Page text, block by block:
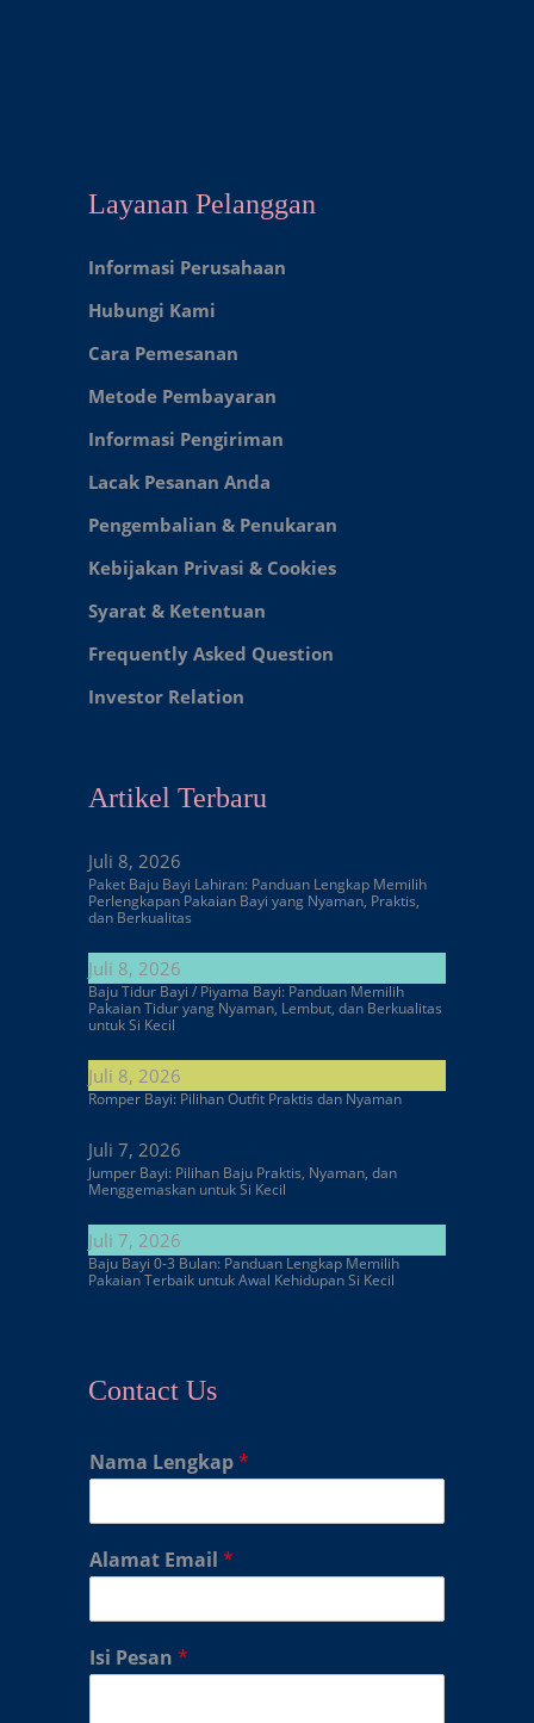
Layanan Pelanggan
Informasi Perusahaan
Hubungi Kami
Cara Pemesanan
Metode Pembayaran
Informasi Pengiriman
Lacak Pesanan Anda
Pengembalian & Penukaran
Kebijakan Privasi & Cookies
Syarat & Ketentuan
Frequently Asked Question
Investor Relation
Artikel Terbaru
Juli 8, 2026
Paket Baju Bayi Lahiran: Panduan Lengkap Memilih
Perlengkapan Pakaian Bayi yang Nyaman, Praktis,
dan Berkualitas
Juli 8, 2026
Baju Tidur Bayi / Piyama Bayi: Panduan Memilih
Pakaian Tidur yang Nyaman, Lembut, dan Berkualitas
untuk Si Kecil
Juli 8, 2026
Romper Bayi: Pilihan Outfit Praktis dan Nyaman
Juli 7, 2026
Jumper Bayi: Pilihan Baju Praktis, Nyaman, dan
Menggemaskan untuk Si Kecil
Juli 7, 2026
Baju Bayi 0-3 Bulan: Panduan Lengkap Memilih
Pakaian Terbaik untuk Awal Kehidupan Si Kecil
Contact Us
Nama Lengkap*
Alamat Email *
Isi Pesan *